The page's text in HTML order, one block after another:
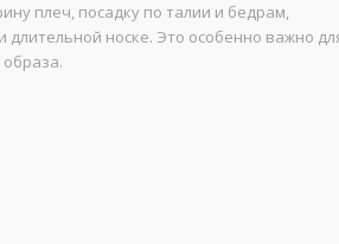
плеч, посадку по талии и бедрам,
носке. Это особенно важно